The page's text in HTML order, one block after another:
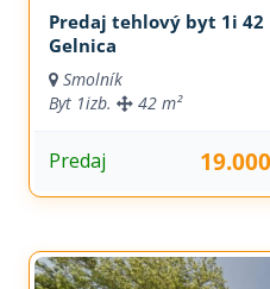
Predaj tehlový byt 1i 42
Gelnica
Smolník
Byt 1izb. 42 m²
Predaj